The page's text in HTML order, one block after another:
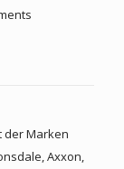
der Marken
Axxon,